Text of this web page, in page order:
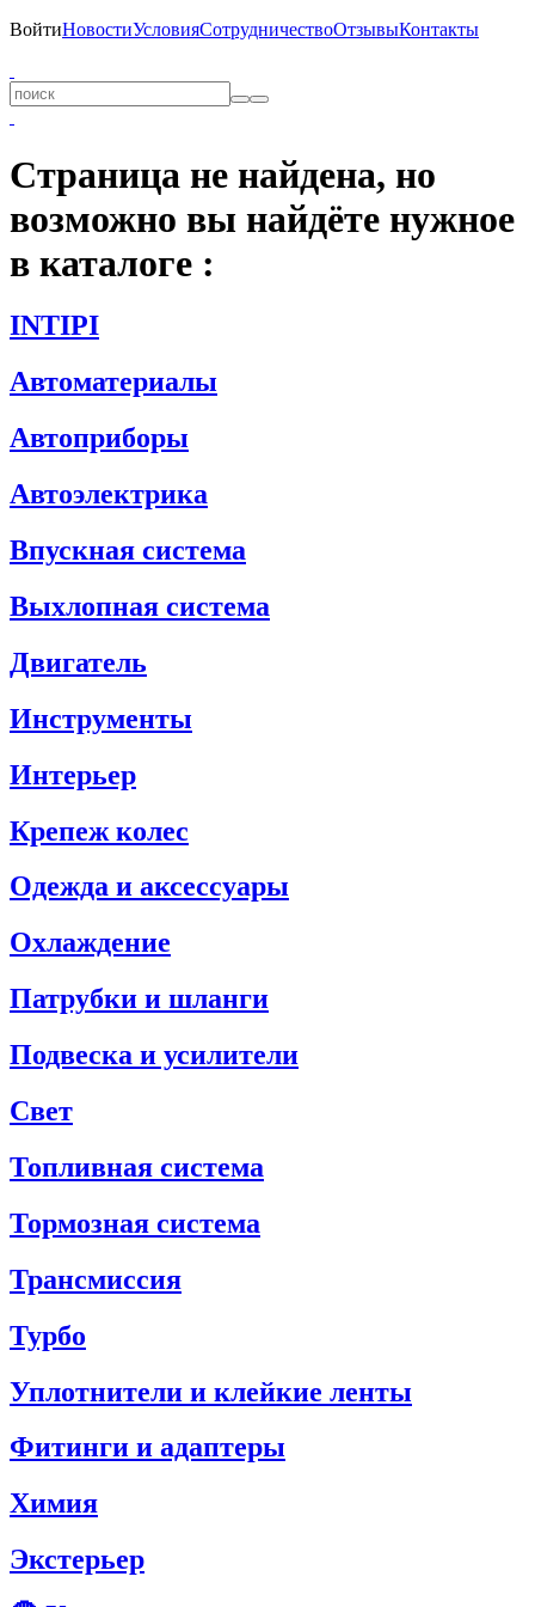
ВойтиНовостиУсловияСотрудничествоОтзывыКонтакты
Страница не найдена, но
возможно вы найдёте нужное
в каталоге :
INTIPI
Автоматериалы
Автоприборы
Автоэлектрика
Впускная система
Выхлопная система
Двигатель
Инструменты
Интерьер
Крепеж колес
Одежда и аксессуары
Охлаждение
Патрубки и шланги
Подвеска и усилители
Свет
Топливная система
Тормозная система
Трансмиссия
Турбо
Уплотнители и клейкие ленты
Фитинги и адаптеры
Химия
Экстерьер